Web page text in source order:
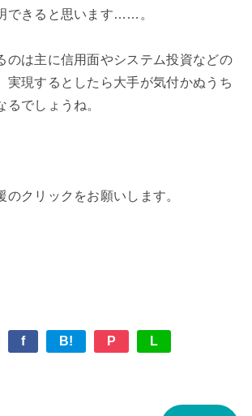
できると思います……。
のは主に信用面やシステム投資などの
実現するとしたら大手が気付かぬうち
るでしょうね。
のクリックをお願いします。
f B! P L